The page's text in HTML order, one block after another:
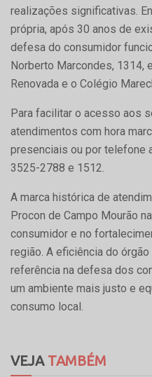
realizações significativas.
própria, após 30 anos de
defesa do consumidor
Norberto Marcondes, 1314,
Renovada e o Colégio
Para facilitar o acesso aos
atendimentos com hora
presenciais ou por telefone
3525-2788 e 1512.
A marca histórica de
Procon de Campo Mourão
consumidor e no
região. A eficiência do
referência na defesa dos
um ambiente mais justo e
consumo local.
VEJATAMBÉM